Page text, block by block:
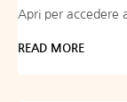
Apri per accedere
READ MORE